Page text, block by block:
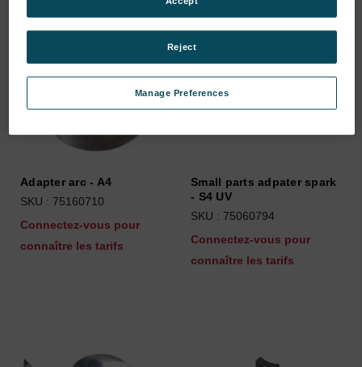
Adapter arc - A4
SKU : 75160710
Connectez-vous pour
connaître les tarifs
Small parts adpater spark
- S4 UV
SKU : 75060794
Connectez-vous pour
connaître les tarifs
Manage Preferences
Reject